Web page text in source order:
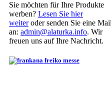
Sie möchten für Ihre Produkte
werben? Lesen Sie hier
weiteroder senden Sie eine Mail
an: admin@alaturka.info. Wir
freuen uns auf Ihre Nachricht.